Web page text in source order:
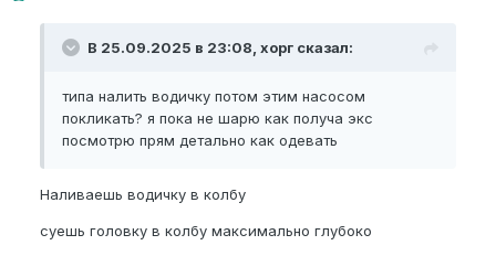
В 25.09.2025 в 23:08, хорг сказал:
типа налить водичку потом этим насосом
покликать? я пока не шарю как получа экс
посмотрю прям детально как одевать
Наливаешь водичку в колбу
суешь головку в колбу максимально глубоко